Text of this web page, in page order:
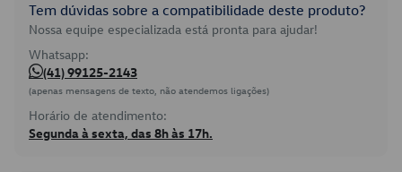
Tem dúvidas sobre a compatibilidade deste produto?
Nossa equipe especializada está pronta para ajudar!
Whatsapp:
(41) 99125-2143
(apenas mensagens de texto, não atendemos ligações)
Horário de atendimento:
Segunda à sexta, das 8h às 17h.